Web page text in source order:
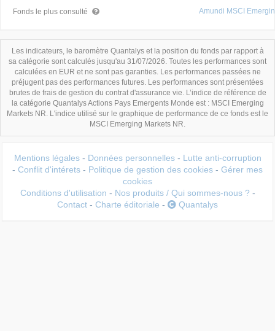
Fonds le plus consulté Amundi MSCI
Les indicateurs, le baromètre Quantalys et la position du fonds par rapport à
sa catégorie sont calculés jusqu'au 31/07/2026. Toutes les performances sont
calculées en EUR et ne sont pas garanties. Les performances passées ne
préjugent pas des performances futures. Les performances sont présentées
brutes de frais de gestion du contrat d'assurance vie. L’indice de référence de
la catégorie Quantalys Actions Pays Emergents Monde est : MSCI Emerging
Markets NR. L'indice utilisé sur le graphique de performance de ce fonds est le
MSCI Emerging Markets NR.
Mentions légales - Données personnelles - Lutte anti-corruption
- Conflit d'intérets - Politique de gestion des cookies - Gérer mes
cookies
Conditions d'utilisation - Nos produits / Qui sommes-nous ? -
Contact - Charte éditoriale - Quantalys